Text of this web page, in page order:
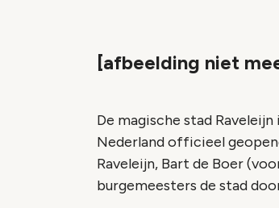
[afbeelding niet
De magische stad Raveleijn
Nederland officieel
Raveleijn, Bart de Boer
burgemeesters de stad